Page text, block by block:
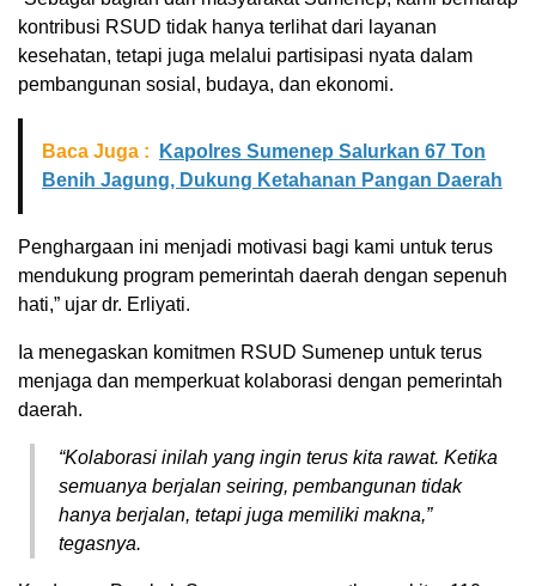
kontribusi RSUD tidak hanya terlihat dari layanan
kesehatan, tetapi juga melalui partisipasi nyata dalam
pembangunan sosial, budaya, dan ekonomi.
Baca Juga :
Kapolres Sumenep Salurkan 67 Ton
Benih Jagung, Dukung Ketahanan Pangan Daerah
Penghargaan ini menjadi motivasi bagi kami untuk terus
mendukung program pemerintah daerah dengan sepenuh
hati,” ujar dr. Erliyati.
Ia menegaskan komitmen RSUD Sumenep untuk terus
menjaga dan memperkuat kolaborasi dengan pemerintah
daerah.
“Kolaborasi inilah yang ingin terus kita rawat. Ketika
semuanya berjalan seiring, pembangunan tidak
hanya berjalan, tetapi juga memiliki makna,”
tegasnya.